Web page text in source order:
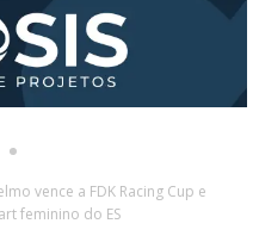
vence a FDK Racing Cup e
feminino do ES